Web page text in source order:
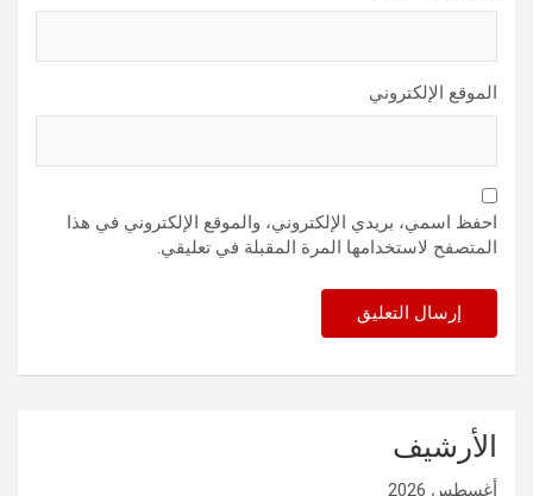
الموقع الإلكتروني
احفظ اسمي، بريدي الإلكتروني، والموقع الإلكتروني في هذا
المتصفح لاستخدامها المرة المقبلة في تعليقي.
الأرشيف
أغسطس 2026